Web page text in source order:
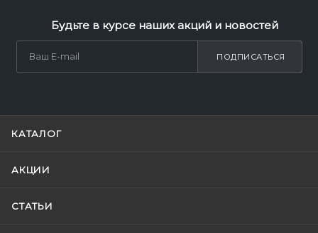
Будьте в курсе наших акций и новостей
ПОДПИСАТЬСЯ
КАТАЛОГ
АКЦИИ
СТАТЬИ